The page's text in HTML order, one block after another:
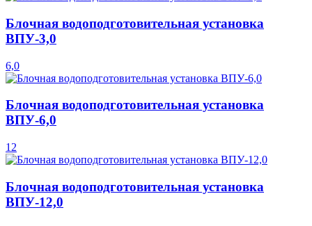
Блочная водоподготовительная установка
ВПУ-3,0
6,0
Блочная водоподготовительная установка
ВПУ-6,0
12
Блочная водоподготовительная установка
ВПУ-12,0